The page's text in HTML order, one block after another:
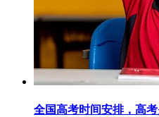
全国高考时间安排，高